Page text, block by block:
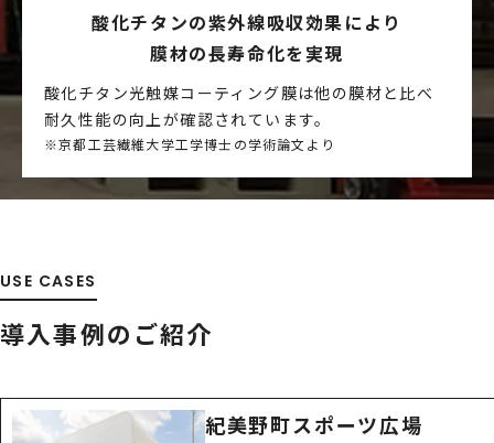
酸化チタンの紫外線吸収効果により
膜材の長寿命化を実現
酸化チタン光触媒コーティング膜は他の膜材と比べ
耐久性能の向上が確認されています。
※京都工芸繊維大学工学博士の学術論文より
USE CASES
導入事例のご紹介
紀美野町スポーツ広場